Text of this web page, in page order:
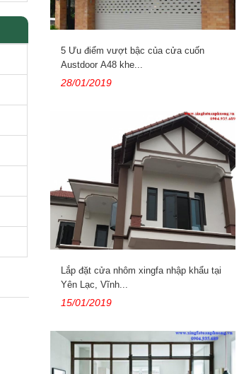
5 Ưu điểm vượt bậc của cửa cuốn
Austdoor A48 khe...
28/01/2019
Lắp đặt cửa nhôm xingfa nhập khẩu tại
Yên Lạc, Vĩnh...
15/01/2019